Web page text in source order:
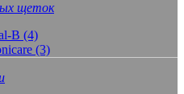
щеток
B (4)
(3)